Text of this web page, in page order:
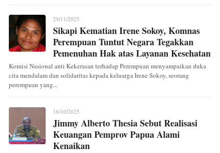
29/11/2025
Sikapi Kematian Irene Sokoy, Komnas
Perempuan Tuntut Negara Tegakkan
Pemenuhan Hak atas Layanan Kesehatan
Komisi Nasional anti Kekerasan terhadap Perempuan menyampaikan duka
cita mendalam dan solidaritas kepada keluarga Irene Sokoy, seorang
perempuan yang...
16/10/2025
Jimmy Alberto Thesia Sebut Realisasi
Keuangan Pemprov Papua Alami
Kenaikan